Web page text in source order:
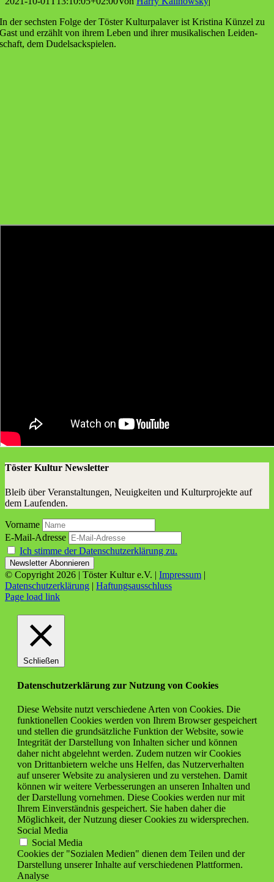
In der sechs­ten Fol­ge der Tös­ter Kul­tur­pa­la­ver ist Kris­ti­na Kün­zel zu
Gast und erzählt von ihrem Leben und ihrer musi­ka­li­schen Lei­den­
schaft, dem Dudelsackspielen.
Töster Kultur Newsletter
Bleib über Veranstaltungen, Neuigkeiten und Kulturprojekte auf
dem Laufenden.
Vorname
E-Mail-Adresse
Ich stimme der Datenschutzerklärung zu.
© Copyright 2026 | Töster Kultur e.V. | Impressum |
Datenschutzerklärung | Haftungsausschluss
Facebook
X
Instagram
YouTube
Page load link
Schließen
Datenschutzerklärung zur Nutzung von Cookies
Diese Website nutzt verschiedene Arten von Cookies. Die
funktionellen Cookies werden von Ihrem Browser gespeichert
und stellen die grundsätzliche Funktion der Website, sowie
Integrität der Darstellung von Inhalten sicher und können
daher nicht abgelehnt werden. Zudem nutzen wir Cookies
von Drittanbietern welche uns Helfen, das Nutzerverhalten
auf unserer Website zu analysieren und zu verstehen. Damit
können wir weitere Verbesserungen an unseren Inhalten und
der Darstellung vornehmen. Diese Cookies werden nur mit
Ihrem Einverständnis gespeichert. Sie haben daher die
Möglichkeit, der Nutzung dieser Cookies zu widersprechen.
Social Media
Social Media
Cookies der "Sozialen Medien" dienen dem Teilen und der
Darstellung unserer Inhalte auf verschiedenen Plattformen.
Analyse